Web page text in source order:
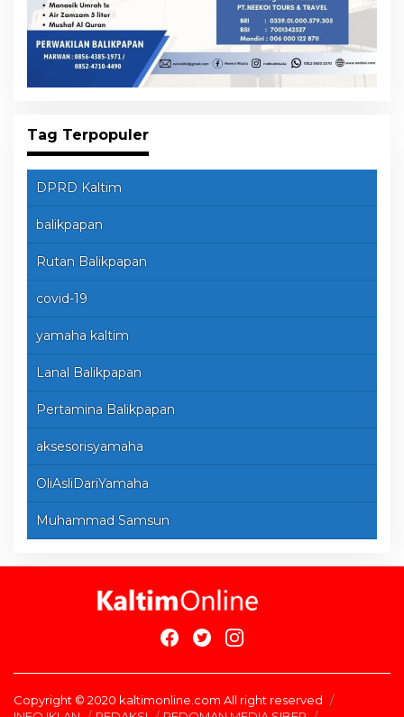
Tag Terpopuler
DPRD Kaltim
balikpapan
Rutan Balikpapan
covid-19
yamaha kaltim
Lanal Balikpapan
Pertamina Balikpapan
aksesorisyamaha
OliAsliDariYamaha
Muhammad Samsun
Copyright © 2020 kaltimonline.com All right reserved